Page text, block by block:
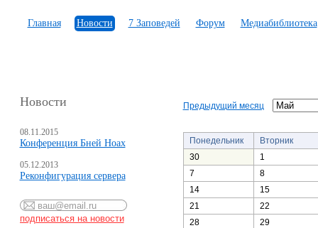
Главная Новости 7 Заповедей Форум Медиабиблиотека
Новости
08.11.2015
Конференция Бней Ноах
05.12.2013
Реконфигурация сервера
Предыдущий месяц
Понедельник
Вторник
30
1
7
8
14
15
21
22
28
29